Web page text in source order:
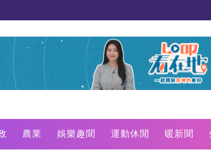
農業 娛樂趣聞 運動休閒 暖新聞